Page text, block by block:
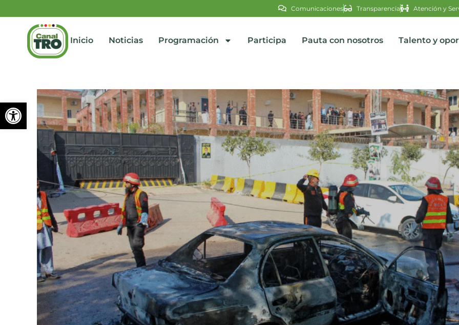
Abrir barra de herramientas
Comunicaciones Transparencia Atención y
Inicio Noticias Programación Participa Pauta con nosotros Talento y